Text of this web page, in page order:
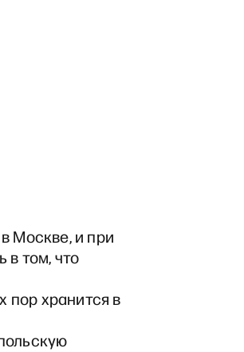
Москве, и при
в том, что
пор хранится в